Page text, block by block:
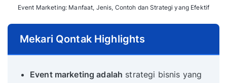
Event Marketing: Manfaat, Jenis, Contoh dan Strategi yang Efektif
Mekari Qontak Highlights
Event marketing adalah strategi bisnis yang